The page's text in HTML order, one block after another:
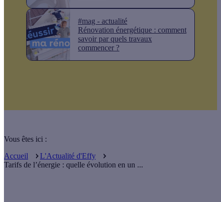
#mag - actualité
Rénovation énergétique : comment
savoir par quels travaux
commencer ?
Vous êtes ici :
Accueil
L'Actualité d'Effy
Tarifs de l’énergie : quelle évolution en un ...